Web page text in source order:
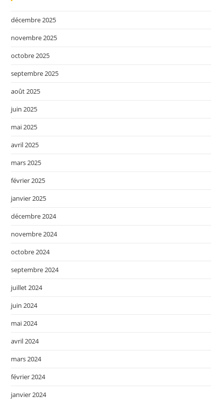
décembre 2025
novembre 2025
octobre 2025
septembre 2025
août 2025
juin 2025
mai 2025
avril 2025
mars 2025
février 2025
janvier 2025
décembre 2024
novembre 2024
octobre 2024
septembre 2024
juillet 2024
juin 2024
mai 2024
avril 2024
mars 2024
février 2024
janvier 2024